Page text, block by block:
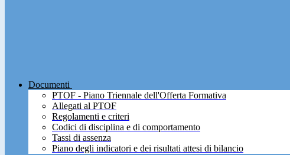
Documenti
PTOF - Piano Triennale dell'Offerta Formativa
Allegati al PTOF
Regolamenti e criteri
Codici di disciplina e di comportamento
Tassi di assenza
Piano degli indicatori e dei risultati attesi di bilancio